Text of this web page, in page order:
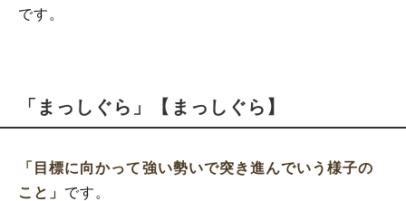
です。
「まっしぐら」【まっしぐら】
「目標に向かって強い勢いで突き進んでいう様子の
こと」 です。